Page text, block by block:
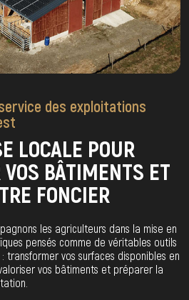
des exploitations
LOCALE POUR
BÂTIMENTS ET
FONCIER
les agriculteurs dans la mise en
pensés comme de véritables outils
transformer vos surfaces disponibles en
vos bâtiments et préparer la